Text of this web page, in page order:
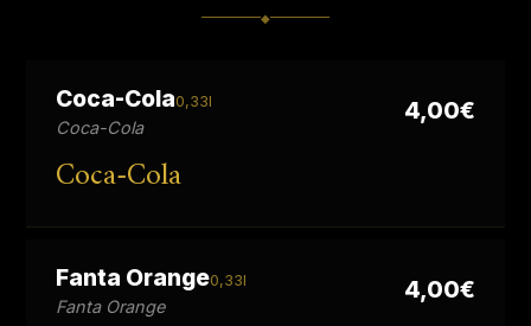
◆
Coca-Cola0,33l
Coca-Cola
Coca-Cola
4,00€
Fanta Orange0,33l
Fanta Orange
4,00€